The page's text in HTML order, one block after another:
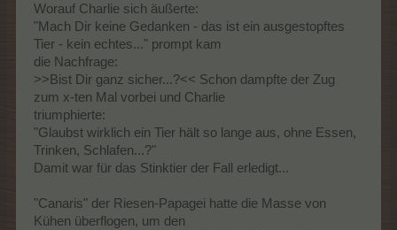
Worauf Charlie sich äußerte:
"Mach Dir keine Gedanken - das ist ein ausgestopftes
Tier - kein echtes..." prompt kam
die Nachfrage:
>>Bist Dir ganz sicher...?<< Schon dampfte der Zug
zum x-ten Mal vorbei und Charlie
triumphierte:
"Glaubst wirklich ein Tier hält so lange aus, ohne Essen,
Trinken, Schlafen...?"
Damit war für das Stinktier der Fall erledigt...
"Canaris" der Riesen-Papagei hatte die Masse von
Kühen überflogen, um den